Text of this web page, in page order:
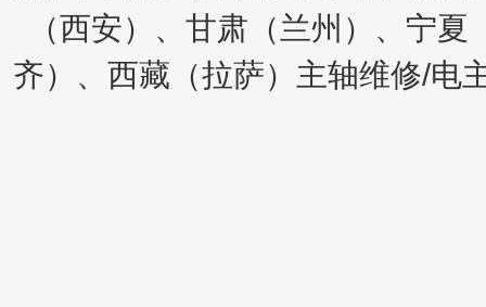
（西安）、甘肃（兰州）、宁
齐）、西藏（拉萨）主轴维修/电